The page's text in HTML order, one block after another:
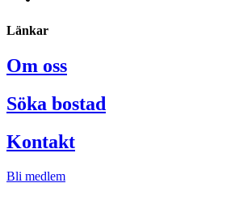
Länkar
Om oss
Söka bostad
Kontakt
Bli medlem